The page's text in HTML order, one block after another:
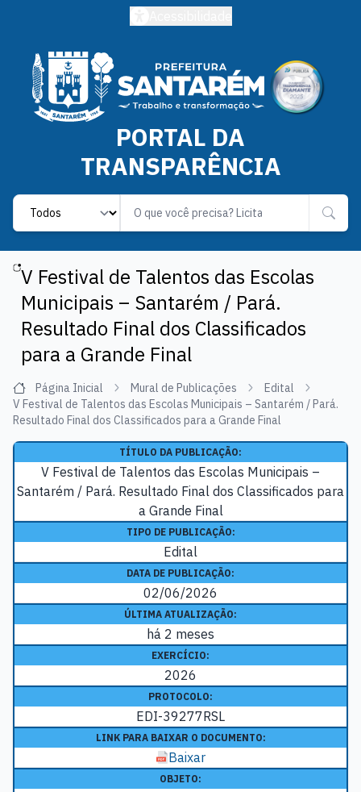
PORTAL DA
TRANSPARÊNCIA
Label
V Festival de Talentos das Escolas
Municipais – Santarém / Pará.
Resultado Final dos Classificados
para a Grande Final
Página Inicial Mural de Publicações
Edital
V Festival de Talentos das Escolas Municipais – Santarém / Pará.
Resultado Final dos Classificados para a Grande Final
TÍTULO DA PUBLICAÇÃO:
V Festival de Talentos das Escolas Municipais –
Santarém / Pará. Resultado Final dos Classificados para
a Grande Final
TIPO DE PUBLICAÇÃO:
Edital
DATA DE PUBLICAÇÃO:
02/06/2026
ÚLTIMA ATUALIZAÇÃO:
há 2 meses
EXERCÍCIO:
2026
PROTOCOLO:
EDI-39277RSL
LINK PARA BAIXAR O DOCUMENTO:
Baixar
OBJETO: